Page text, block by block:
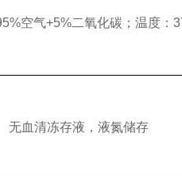
空气+5%二氧化碳；温度：
无血清冻存液，液氮储存